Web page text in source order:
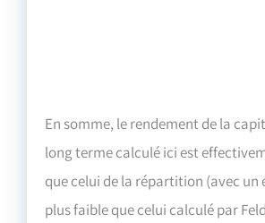
En somme, le rendement de la
long terme calculé ici est
que celui de la répartition (avec
plus faible que celui calculé par